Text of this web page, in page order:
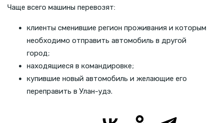
Чаще всего машины перевозят:
клиенты сменившие регион проживания и которым
необходимо отправить автомобиль в другой
город;
находящиеся в командировке;
купившие новый автомобиль и желающие его
переправить в Улан-удэ.